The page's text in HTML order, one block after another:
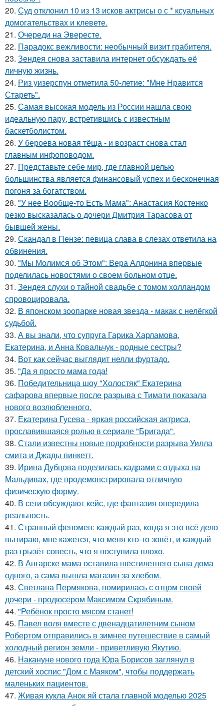
20. Суд отклонил 10 из 13 исков актрисы о с * ксуальных
домогательствах и клевете.
21. Очереди на Эвересте.
22. Парадокс вежливости: необычный визит грабителя.
23. Зендея снова заставила интернет обсуждать её
личную жизнь.
24. Риз уизерспун отметила 50-летие: "Мне Нравится
Стареть".
25. Самая высокая модель из России нашла свою
идеальную пару, встретившись с известным
баскетболистом.
26. У бероева новая тёща - и возраст снова стал
главным инфоповодом.
27. Представьте себе мир, где главной целью
большинства является финансовый успех и бесконечная
погоня за богатством.
28. "У нее Вообще-то Есть Мама": Анастасия Костенко
резко высказалась о дочери Дмитрия Тарасова от
бывшей жены.
29. Скандал в Пензе: певица слава в слезах ответила на
обвинения.
30. "Мы Молимся об Этом": Вера Алдонина впервые
поделилась новостями о своем больном отце.
31. Зендея слухи о тайной свадьбе с томом холландом
спровоцировала.
32. В японском зоопарке новая звезда - макак с нелёгкой
судьбой.
33. А вы знали, что супруга Гарика Харламова,
Екатерина, и Анна Ковальчук - родные сестры?
34. Вот как сейчас выглядит нелли фуртадо.
35. "Да я просто мама года!
36. Победительница шоу "Холостяк" Екатерина
сафарова впервые после разрыва с Тимати показала
нового возлюбленного.
37. Екатерина Гусева - яркая российская актриса,
прославившаяся ролью в сериале "Бригада".
38. Стали известны новые подробности разрыва Уилла
смита и Джады пинкетт.
39. Ирина Дубцова поделилась кадрами с отдыха на
Мальдивах, где продемонстрировала отличную
физическую форму.
40. В сети обсуждают кейс, где фантазия опередила
реальность.
41. Странный феномен: каждый раз, когда я это всё дело
вытираю, мне кажется, что меня кто-то зовёт, и каждый
раз грызёт совесть, что я поступила плохо.
42. В Ангарске мама оставила шестилетнего сына дома
одного, а сама вышла магазин за хлебом.
43. Светлана Пермякова, помирилась с отцом своей
дочери - продюсером Максимом Скрябиным.
44. "Ребёнок просто мясом станет!
45. Павел воля вместе с двенадцатилетним сыном
Робертом отправились в зимнее путешествие в самый
холодный регион земли - приветливую Якутию.
46. Накануне нового года Юра Борисов заглянул в
детский хоспис "Дом с Маяком", чтобы поддержать
маленьких пациентов.
47. Живая кукла Анок яй стала главной моделью 2025